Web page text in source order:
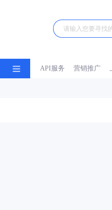
API服务 营销推广